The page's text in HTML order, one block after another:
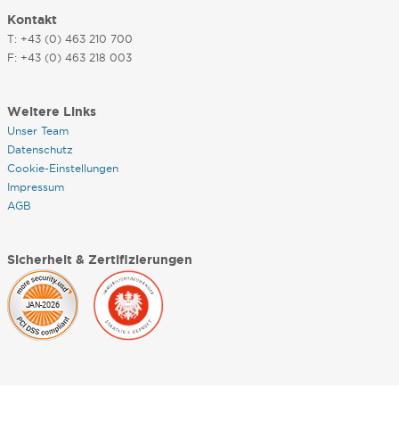
Kontakt
T: +43 (0) 463 210 700
F: +43 (0) 463 218 003
Weitere Links
Unser Team
Datenschutz
Cookie-Einstellungen
Impressum
AGB
Sicherheit & Zertifizierungen